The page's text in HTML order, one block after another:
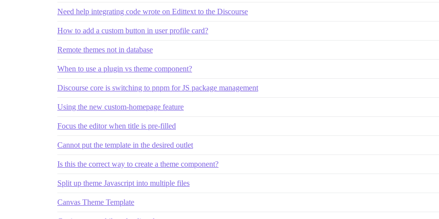
Need help integrating code wrote on Edittext to the Discourse
How to add a custom button in user profile card?
Remote themes not in database
When to use a plugin vs theme component?
Discourse core is switching to pnpm for JS package management
Using the new custom-homepage feature
Focus the editor when title is pre-filled
Cannot put the template in the desired outlet
Is this the correct way to create a theme component?
Split up theme Javascript into multiple files
Canvas Theme Template